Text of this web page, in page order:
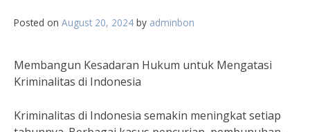
Posted on August 20, 2024 by adminbon
Membangun Kesadaran Hukum untuk Mengatasi
Kriminalitas di Indonesia
Kriminalitas di Indonesia semakin meningkat setiap